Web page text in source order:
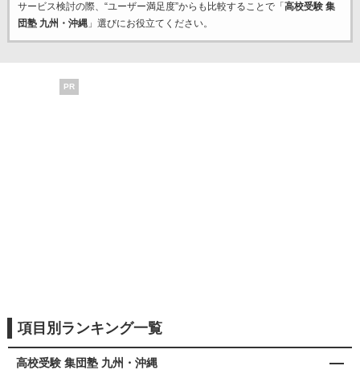
サービス検討の際、“ユーザー満足度”からも比較することで「 高校受験 集
団塾 九州・沖縄」選びにお役立てください。
PR
項目別ランキング一覧
高校受験 集団塾 九州・沖縄